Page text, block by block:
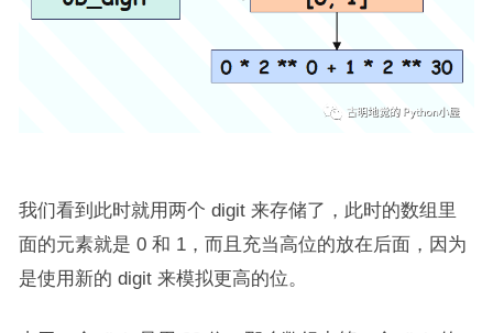
我们看到此时就用两个 digit 来存储了，此时的数组里
面的元素就是 0 和 1，而且充当高位的放在后面，因为
是使用新的 digit 来模拟更高的位。